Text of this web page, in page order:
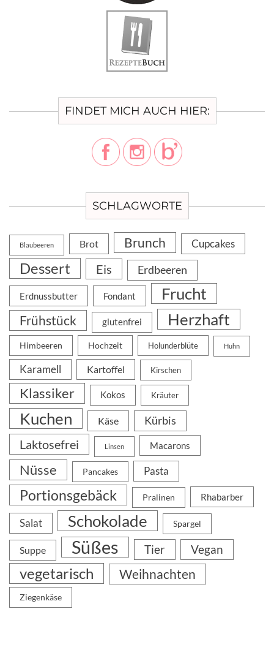
FINDET MICH AUCH HIER:
SCHLAGWORTE
Blaubeeren Brot Brunch Cupcakes
Dessert Eis Erdbeeren
Erdnussbutter Fondant Frucht
Frühstück glutenfrei Herzhaft
Himbeeren Hochzeit Holunderblüte Huhn
Karamell Kartoffel Kirschen
Klassiker Kokos Kräuter
Kuchen Käse Kürbis
Laktosefrei Linsen Macarons
Nüsse Pancakes Pasta
Portionsgebäck Pralinen Rhabarber
Salat Schokolade Spargel
Suppe Süßes Tier Vegan
vegetarisch Weihnachten
Ziegenkäse